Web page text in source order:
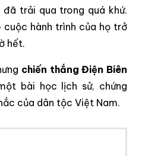
đã trải qua trong quá khứ.
hành trình của họ trở
hết.
chiến thắng Điện Biên
bài học lịch sử, chứng
của dân tộc Việt Nam.